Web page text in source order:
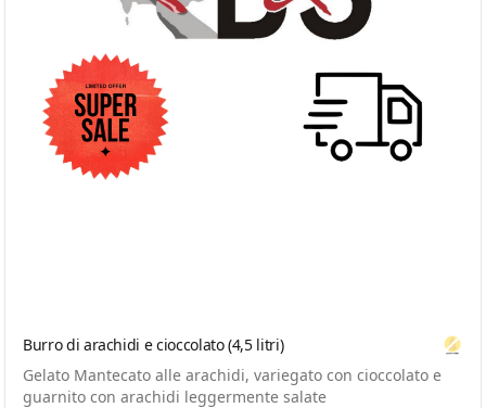
Burro di arachidi e cioccolato (4,5 litri)
Gelato Mantecato alle arachidi, variegato con cioccolato e
guarnito con arachidi leggermente salate